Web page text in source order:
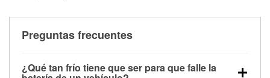
Preguntas frecuentes
¿Qué tan frío tiene que ser para que falle la